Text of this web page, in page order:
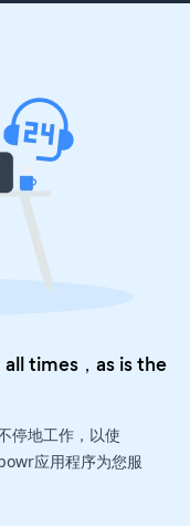
times，as is the
停地工作，以使
应用程序为您服